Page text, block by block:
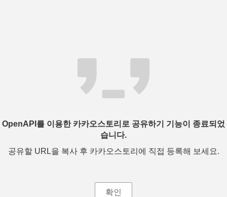
OpenAPI를 이용한 카카오스토리로 공유하기 기능이 종료되었
습니다.
공유할 URL을 복사 후 카카오스토리에 직접 등록해 보세요.
확인